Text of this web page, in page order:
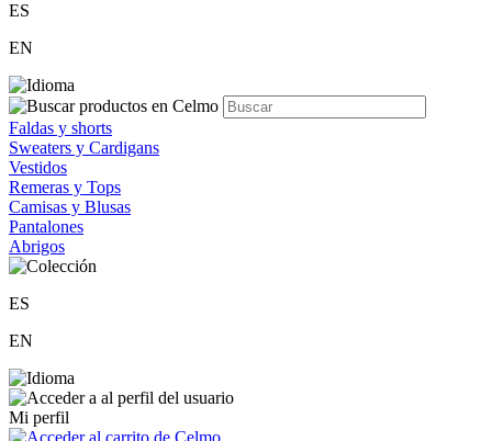
ES
EN
Faldas y shorts
Sweaters y Cardigans
Vestidos
Remeras y Tops
Camisas y Blusas
Pantalones
Abrigos
ES
EN
Mi perfil